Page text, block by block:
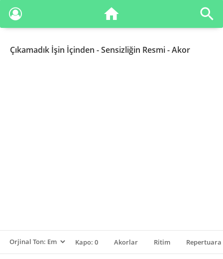
Çıkamadık İşin İçinden - Sensizliğin Resmi - Akor
Kapo: 0 Akorlar Ritim Repertuara